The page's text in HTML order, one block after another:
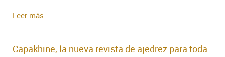
Leer más...
Capakhine, la nueva revista de ajedrez para toda